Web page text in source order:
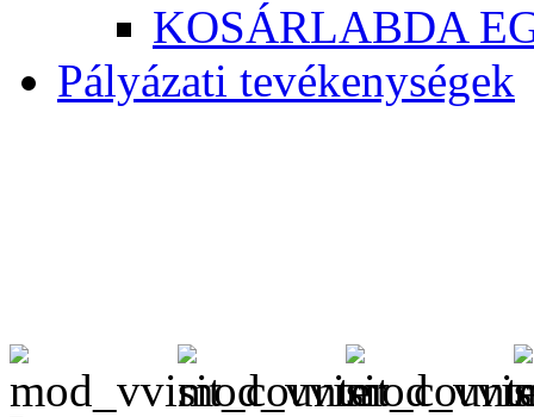
KOSÁRLABDA
Pályázati tevékenységek